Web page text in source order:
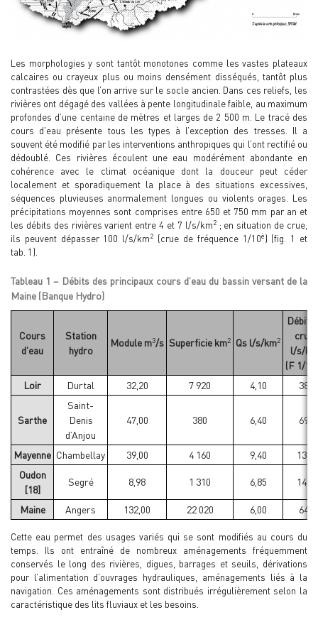
Les morphologies y sont tantôt monotones comme les vastes plateaux
calcaires ou crayeux plus ou moins densément disséqués, tantôt plus
contrastées dès que l’on arrive sur le socle ancien. Dans ces reliefs, les
rivières ont dégagé des vallées à pente longitudinale faible, au maximum
profondes d’une centaine de mètres et larges de 2 500 m. Le tracé des
cours d’eau présente tous les types à l’exception des tresses. Il a
souvent été modifié par les interventions anthropiques qui l’ont rectifié ou
dédoublé. Ces rivières écoulent une eau modérément abondante en
cohérence avec le climat océanique dont la douceur peut céder
localement et sporadiquement la place à des situations excessives,
séquences pluvieuses anormalement longues ou violents orages. Les
précipitations moyennes sont comprises entre 650 et 750 mm par an et
les débits des rivières varient entre 4 et 7 l/s/km2; en situation de crue,
ils peuvent dépasser 100 l/s/km2 (crue de fréquence 1/10è) (fig. 1 et
tab. 1).
Tableau 1 – Débits des principaux cours d’eau du bassin versant de la
Maine (Banque Hydro)
Cours
d’eau
Station
hydro
Module m3/s Superficie km2 Qs l/s/km2
Débit
crue
l/s/km
(F 1/10
Loir Durtal 32,20 7 920 4,10 38
Sarthe
Saint-
Denis
d’Anjou
47,00 380 6,40 69
Mayenne Chambellay 39,00 4 160 9,40
137
Oudon
[18]
Segré 8,98 1 310 6,85 145
Maine Angers 132,00 22 020 6,00 64
Cette eau permet des usages variés qui se sont modifiés au cours du
temps. Ils ont entraîné de nombreux aménagements fréquemment
conservés le long des rivières, digues, barrages et seuils, dérivations
pour l’alimentation d’ouvrages hydrauliques, aménagements liés à la
navigation. Ces aménagements sont distribués irrégulièrement selon la
caractéristique des lits fluviaux et les besoins.